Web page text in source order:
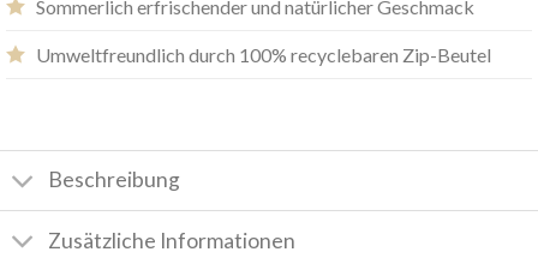
Sommerlich erfrischender und natürlicher Geschmack
Umweltfreundlich durch 100% recyclebaren Zip-Beutel
Beschreibung
Zusätzliche Informationen